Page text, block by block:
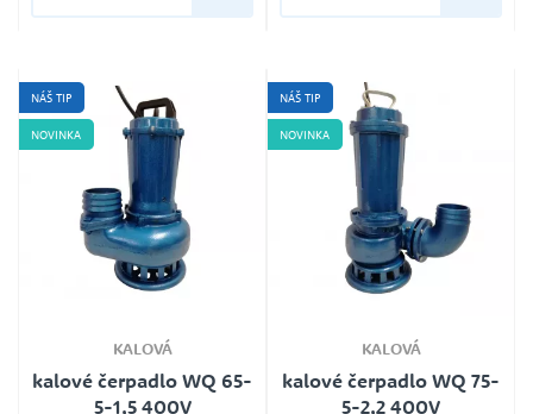
NÁŠ TIP
NOVINKA
KALOVÁ
kalové čerpadlo WQ 65-
5-1,5 400V
NÁŠ TIP
NOVINKA
KALOVÁ
kalové čerpadlo WQ 75-
5-2,2 400V